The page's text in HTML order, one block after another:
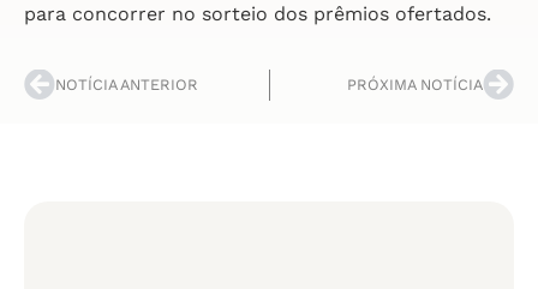
para concorrer no sorteio dos prêmios ofertados.
NOTÍCIA ANTERIOR PRÓXIMA NOTÍCIA